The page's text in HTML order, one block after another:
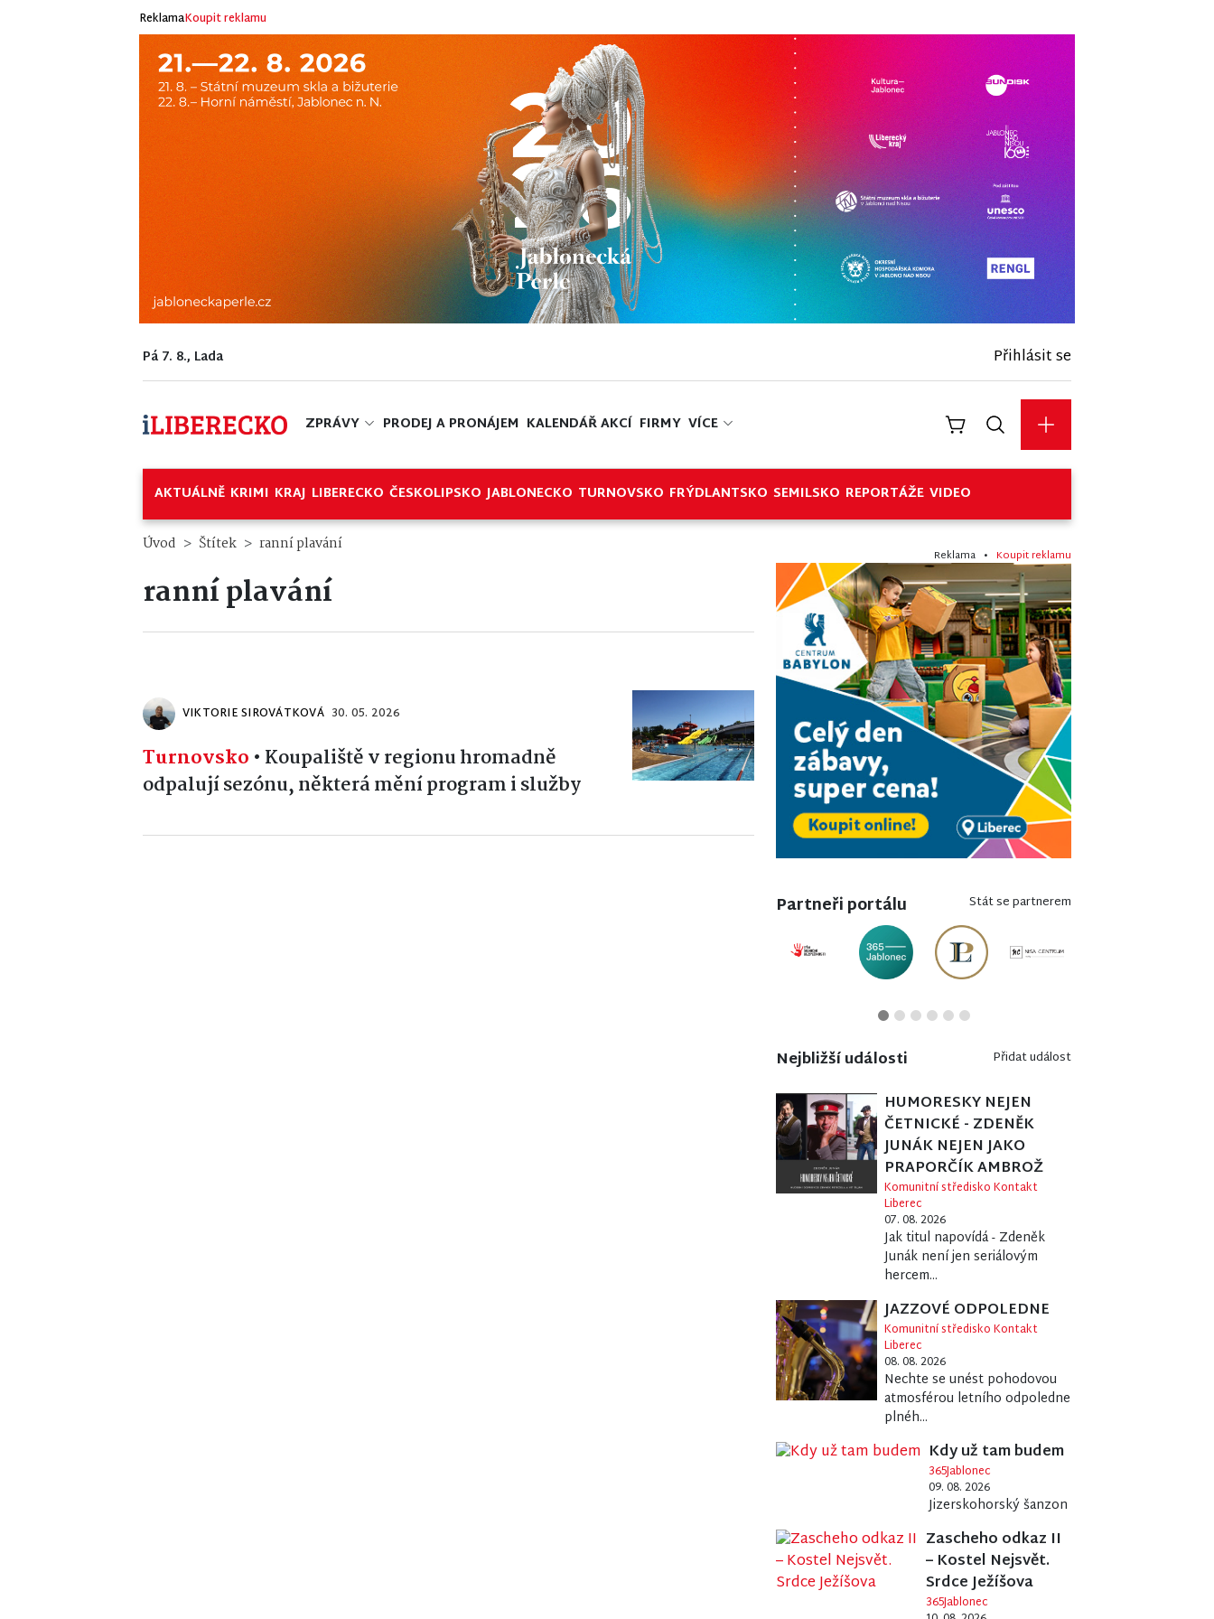
ReklamaKoupit reklamu
Pá 7. 8., Lada Přihlásit se
ZPRÁVY PRODEJ A PRONÁJEM KALENDÁŘ AKCÍ FIRMY VÍCE
AKTUÁLNĚ KRIMI KRAJ LIBERECKO ČESKOLIPSKO JABLONECKO TURNOVSKO FRÝDLANTSKO SEMILSKO REPORTÁŽE VIDEO
Úvod Štítek ranní plavání
ranní plavání
VIKTORIE SIROVÁTKOVÁ 30. 05. 2026
Turnovsko • Koupaliště v regionu hromadně
odpalují sezónu, některá mění program i služby
Reklama • Koupit reklamu
Partneři portálu Stát se partnerem
Nejbližší události Přidat událost
HUMORESKY NEJEN
ČETNICKÉ - ZDENĚK
JUNÁK NEJEN JAKO
PRAPORČÍK AMBROŽ
Komunitní středisko Kontakt
Liberec
07. 08. 2026
Jak titul napovídá - Zdeněk
Junák není jen seriálovým
hercem...
JAZZOVÉ ODPOLEDNE
Komunitní středisko Kontakt
Liberec
08. 08. 2026
Nechte se unést pohodovou
atmosférou letního odpoledne
plnéh...
Kdy už tam budem
365Jablonec
09. 08. 2026
Jizerskohorský šanzon
Zascheho odkaz II
– Kostel Nejsvět.
Srdce Ježíšova
365Jablonec